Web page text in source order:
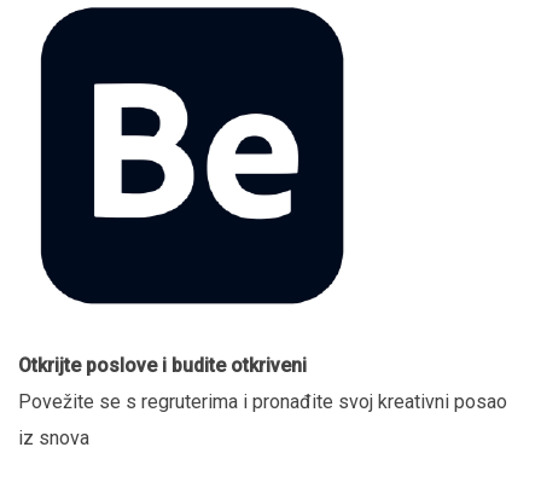
Otkrijte poslove i budite otkriveni
Povežite se s regruterima i pronađite svoj kreativni posao
iz snova